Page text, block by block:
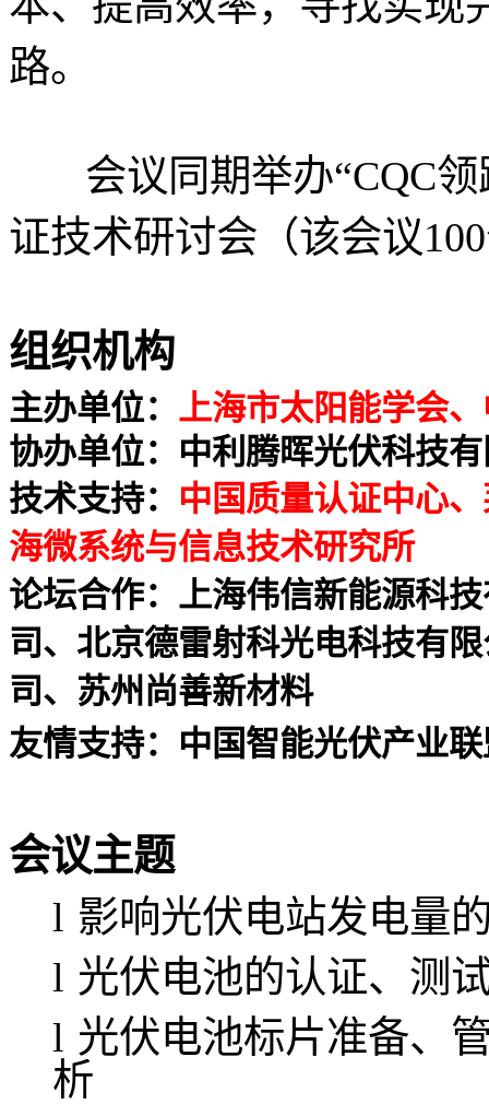
路。
会议同期举办“CQC领
证技术研讨会（该会议
组织机构
主办单位： 上海市太阳能学会
协办单位：中利腾晖光伏科技
技术支持： 中国质量认证中心
海微系统与信息技术研究所
论坛合作：上海伟信新能源科
司、北京德雷射科光电科技有
司、苏州尚善新材料
友情支持： 中国智能光伏产业
会议主题
l 影响光伏电站发电量
l 光伏电池的认证、测
l 光伏电池标片准备、
析